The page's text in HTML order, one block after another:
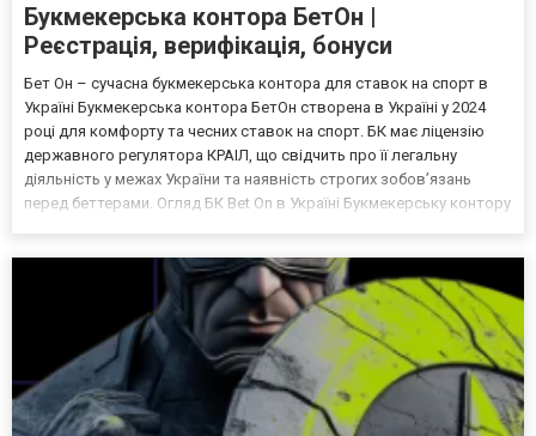
Букмекерська контора БетОн |
Реєстрація, верифікація, бонуси
Бет Он – сучасна букмекерська контора для ставок на спорт в
Україні Букмекерська контора БетОн створена в Україні у 2024
році для комфорту та чесних ставок на спорт. БК має ліцензію
державного регулятора КРАІЛ, що свідчить про її легальну
діяльність у межах України та наявність строгих зобов’язань
перед беттерами. Огляд БК Bet On в Україні Букмекерську контору